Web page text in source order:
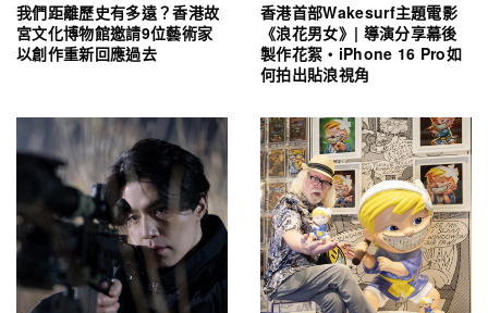
我們距離歷史有多遠？香港故
宮文化博物館邀請9位藝術家
以創作重新回應過去
香港首部Wakesurf主題電影
《浪花男女》| 導演分享幕後
製作花絮・iPhone 16 Pro如
何拍出貼浪視角